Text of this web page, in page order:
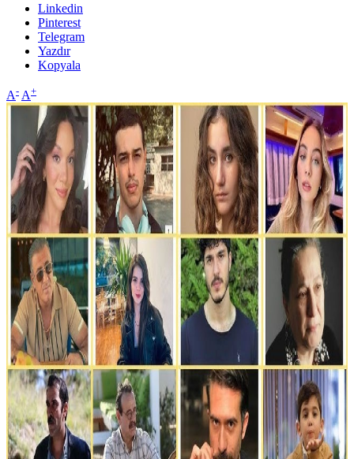
Linkedin
Pinterest
Telegram
Yazdır
Kopyala
A- A+